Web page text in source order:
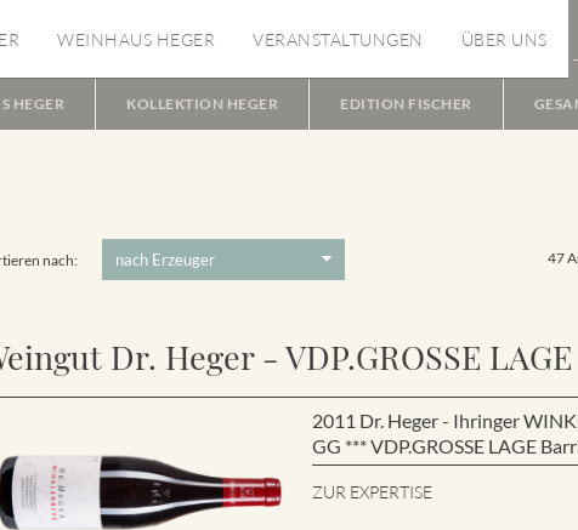
WEINHAUS HEGER VERANSTALTUNGEN ÜBER UNS
HEGER KOLLEKTION HEGER EDITION FISCHER
nach: 47
Dr. Heger - VDP.GROSSE LAGE
2011 Dr. Heger - Ihringer
GG *** VDP.GROSSE LAGE
ZUR EXPERTISE